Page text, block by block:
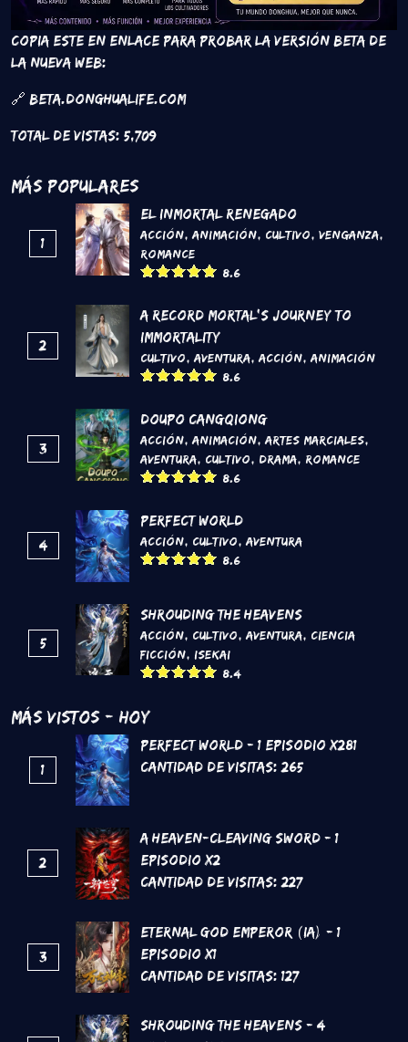
Copia este en enlace para probar la versión beta de
la nueva web:
🔗 beta.donghualife.com
Total de vistas: 5,709
Más Populares
1
El inmortal renegado
Acción,Animación, Cultivo, Venganza,
Romance
8.6
2
A Record Mortal's Journey To
Immortality
Cultivo,Aventura,Acción,Animación
8.6
3
DouPo Cangqiong
Acción,Animación,Artes marciales,
Aventura, Cultivo, Drama, Romance
8.6
4
Perfect World
Acción, Cultivo,Aventura
8.6
5
Shrouding the Heavens
Acción, Cultivo,Aventura, Ciencia
Ficción, Isekai
8.4
Más Vistos - Hoy
1
Perfect World - 1 Episodio x281
Cantidad de Visitas: 265
2
A Heaven-Cleaving Sword - 1
Episodio x2
Cantidad de Visitas: 227
3
Eternal God Emperor (IA) - 1
Episodio x1
Cantidad de Visitas: 127
Shrouding the Heavens - 4